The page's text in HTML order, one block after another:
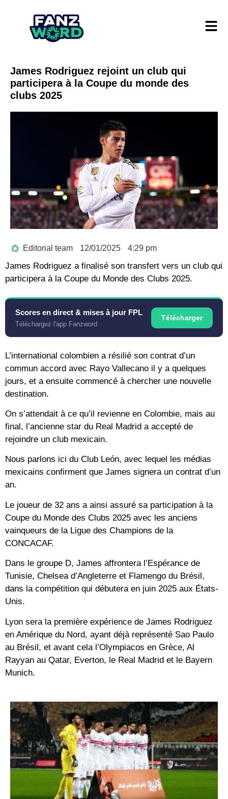
James Rodriguez rejoint un club qui
participera à la Coupe du monde des
clubs 2025
Editorial team 12/01/2025 4:29 pm
James Rodriguez a finalisé son transfert vers un club qui
participera à la Coupe du Monde des Clubs 2025.
Scores en direct & mises à jour FPL
Téléchargez l'app Fanzword
Télécharger
L’international colombien a résilié son contrat d’un
commun accord avec Rayo Vallecano il y a quelques
jours, et a ensuite commencé à chercher une nouvelle
destination.
On s’attendait à ce qu’il revienne en Colombie, mais au
final, l’ancienne star du Real Madrid a accepté de
rejoindre un club mexicain.
Nous parlons ici du Club León, avec lequel les médias
mexicains confirment que James signera un contrat d’un
an.
Le joueur de 32 ans a ainsi assuré sa participation à la
Coupe du Monde des Clubs 2025 avec les anciens
vainqueurs de la Ligue des Champions de la
CONCACAF.
Dans le groupe D, James affrontera l’Espérance de
Tunisie, Chelsea d’Angleterre et Flamengo du Brésil,
dans la compétition qui débutera en juin 2025 aux États-
Unis.
Lyon sera la première expérience de James Rodriguez
en Amérique du Nord, ayant déjà représenté Sao Paulo
au Brésil, et avant cela l’Olympiacos en Grèce, Al
Rayyan au Qatar, Everton, le Real Madrid et le Bayern
Munich.